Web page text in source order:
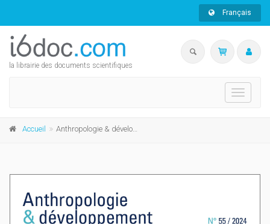
Français
la librairie des documents scientifiques
Toggle
Accueil Anthropologie & développement n° 55, 2024